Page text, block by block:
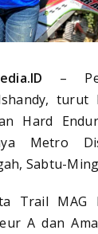
–
turut
Hard
Metro
Sabtu-
Trail MAG
A dan